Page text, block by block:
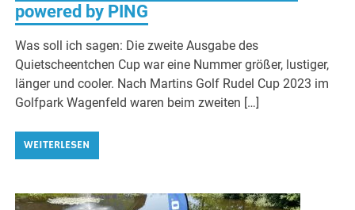
powered by PING
Was soll ich sagen: Die zweite Ausgabe des
Quietscheentchen Cup war eine Nummer größer, lustiger,
länger und cooler. Nach Martins Golf Rudel Cup 2023 im
Golfpark Wagenfeld waren beim zweiten […]
WEITERLESEN